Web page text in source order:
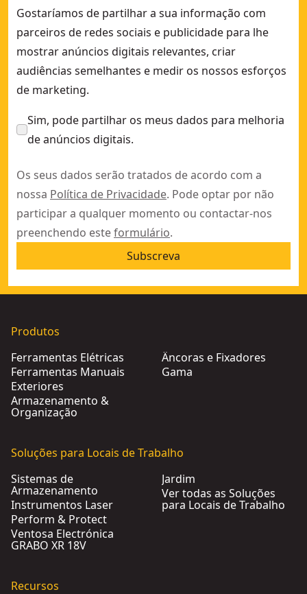
Gostaríamos de partilhar a sua informação com
parceiros de redes sociais e publicidade para lhe
mostrar anúncios digitais relevantes, criar
audiências semelhantes e medir os nossos esforços
de marketing.
Sim, pode partilhar os meus dados para melhoria
de anúncios digitais.
Os seus dados serão tratados de acordo com a
nossa Política de Privacidade. Pode optar por não
participar a qualquer momento ou contactar-nos
preenchendo esteformulário.
Subscreva
Produtos
Ferramentas Elétricas
Ferramentas Manuais
Exteriores
Armazenamento &
Organização
Âncoras e Fixadores
Gama
Soluções para Locais de Trabalho
Sistemas de
Armazenamento
Instrumentos Laser
Perform & Protect
Ventosa Electrónica
GRABO XR 18V
Jardim
Ver todas as Soluções
para Locais de Trabalho
Recursos